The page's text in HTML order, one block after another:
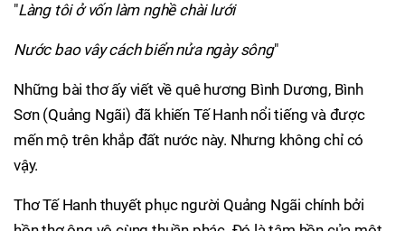
"Làng tôi ở vốn làm nghề chài lưới
Nước bao vây cách biển nửa ngày sông"
Những bài thơ ấy viết về quê hương Bình Dương, Bình
Sơn (Quảng Ngãi) đã khiến Tế Hanh nổi tiếng và được
mến mộ trên khắp đất nước này. Nhưng không chỉ có
vậy.
Thơ Tế Hanh thuyết phục người Quảng Ngãi chính bởi